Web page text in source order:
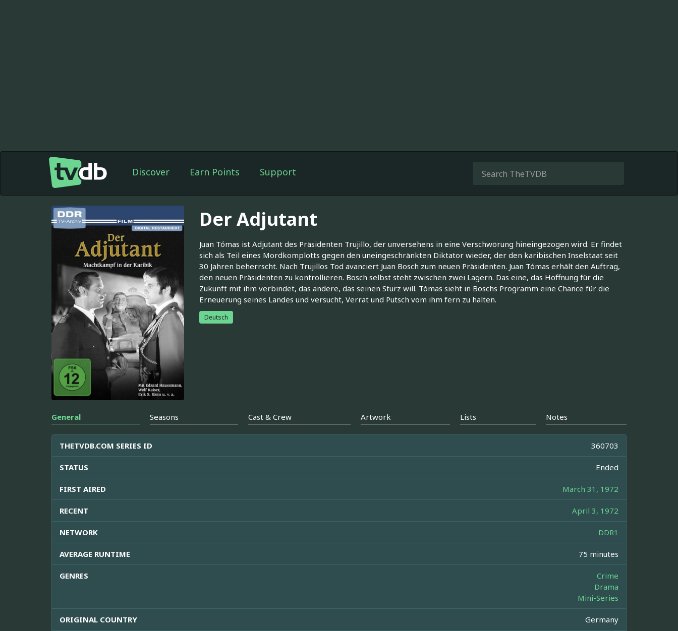
Discover Earn Points Support
Der Adjutant
Juan Tómas ist Adjutant des Präsidenten Trujillo, der unversehens in eine Verschwörung hineingezogen wird. Er findet
sich als Teil eines Mordkomplotts gegen den uneingeschränkten Diktator wieder, der den karibischen Inselstaat seit
30 Jahren beherrscht. Nach Trujillos Tod avanciert Juan Bosch zum neuen Präsidenten. Juan Tómas erhält den Auftrag,
den neuen Präsidenten zu kontrollieren. Bosch selbst steht zwischen zwei Lagern. Das eine, das Hoffnung für die
Zukunft mit ihm verbindet, das andere, das seinen Sturz will. Tómas sieht in Boschs Programm eine Chance für die
Erneuerung seines Landes und versucht, Verrat und Putsch vom ihm fern zu halten.
Deutsch
General Seasons Cast & Crew Artwork Lists Notes
THETVDB.COM SERIES ID 360703
STATUS Ended
FIRST AIRED March 31, 1972
RECENT April 3, 1972
NETWORK DDR1
AVERAGE RUNTIME 75 minutes
GENRES
Crime
Drama
Mini-Series
ORIGINAL COUNTRY Germany